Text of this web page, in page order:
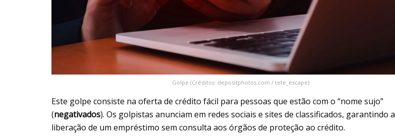
Golpe (Créditos: depositphotos.com / tete_escape)
Este golpe consiste na oferta de crédito fácil para pessoas que estão com o “nome sujo”
(negativados). Os golpistas anunciam em redes sociais e sites de classificados, garantindo a
liberação de um empréstimo sem consulta aos órgãos de proteção ao crédito.